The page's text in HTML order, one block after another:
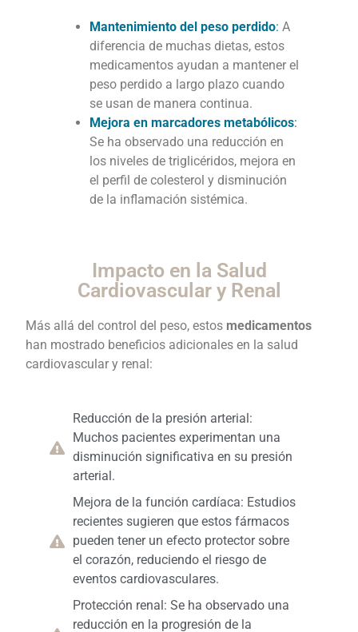
Mantenimiento del peso perdido: A
diferencia de muchas dietas, estos
medicamentos ayudan a mantener el
peso perdido a largo plazo cuando
se usan de manera continua.
Mejora en marcadores metabólicos:
Se ha observado una reducción en
los niveles de triglicéridos, mejora en
el perfil de colesterol y disminución
de la inflamación sistémica.
Impacto en la Salud
Cardiovascular y Renal
Más allá del control del peso, estos medicamentos
han mostrado beneficios adicionales en la salud
cardiovascular y renal:
Reducción de la presión arterial:
Muchos pacientes experimentan una
disminución significativa en su presión
arterial.
Mejora de la función cardíaca: Estudios
recientes sugieren que estos fármacos
pueden tener un efecto protector sobre
el corazón, reduciendo el riesgo de
eventos cardiovasculares.
Protección renal: Se ha observado una
reducción en la progresión de la